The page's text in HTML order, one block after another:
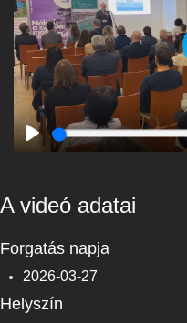
Play
A videó adatai
Forgatás napja
2026-03-27
Helyszín